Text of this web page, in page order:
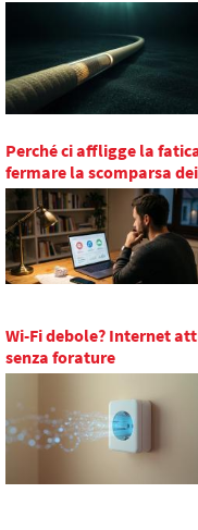
Perché ci affligge la
fermare la scomparsa
Wi-Fi debole? Internet
senza forature